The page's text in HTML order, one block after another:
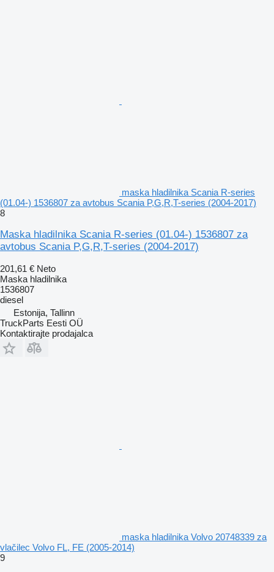
maska hladilnika Scania R-series
(01.04-) 1536807 za avtobus Scania P,G,R,T-series (2004-2017)
8
Maska hladilnika Scania R-series (01.04-) 1536807 za
avtobus Scania P,G,R,T-series (2004-2017)
201,61 € Neto
Maska hladilnika
1536807
diesel
Estonija, Tallinn
TruckParts Eesti OÜ
Kontaktirajte prodajalca
maska hladilnika Volvo 20748339 za
vlačilec Volvo FL, FE (2005-2014)
9